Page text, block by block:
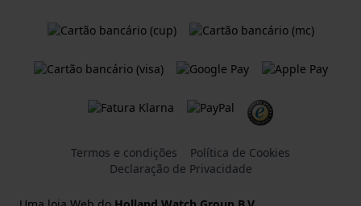
Termos e condições
Política de Cookies
Declaração de Privacidade